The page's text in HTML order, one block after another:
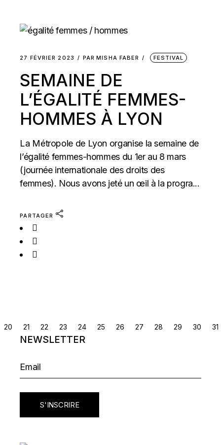
27 FÉVRIER 2023 PAR MISHA FABER FESTIVAL
SEMAINE DE
L’ÉGALITÉ FEMMES-
HOMMES À LYON
La Métropole de Lyon organise la semaine de
l’égalité femmes-hommes du 1er au 8 mars
(journée internationale des droits des
femmes). Nous avons jeté un œil à la progra...
PARTAGER
NAVIGATION
DES
ARTICLES
20 21 22 23 24 25 26 27 28 29 30 31
NEWSLETTER
S'INSCRIRE